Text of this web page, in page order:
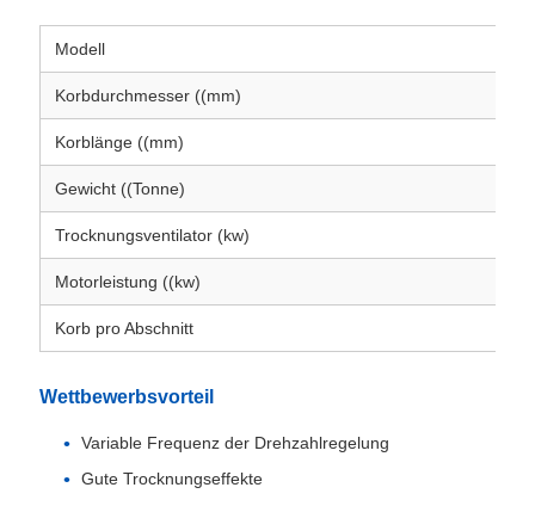
Modell
Korbdurchmesser ((mm)
Korblänge ((mm)
Gewicht ((Tonne)
Trocknungsventilator (kw)
Motorleistung ((kw)
Korb pro Abschnitt
Wettbewerbsvorteil
Variable Frequenz der Drehzahlregelung
Gute Trocknungseffekte